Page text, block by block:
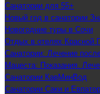
Санатории для 55+
Новый год в санатории
Новогодние туры в Сочи
Отдых в отелях Красной
Санатории: Лечение
Мацеста: Показания.
Санатории КавМинВод
Санатории Саки и